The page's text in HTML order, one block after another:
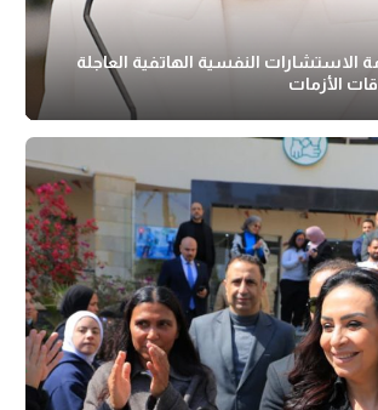
الاستشارات النفسية الهاتفية العاجلة
الأزمات